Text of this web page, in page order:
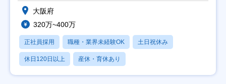
大阪府
320万~400万
正社員採用 職種・業界未経験OK 土日祝休み
休日120日以上 産休・育休あり